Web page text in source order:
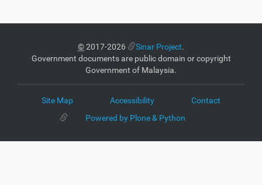
©2017-2026 Sinar Project.
Government documents are public domain or copyright
Government of Malaysia.
Site Map Accessibility
Contact
Powered by Plone & Python